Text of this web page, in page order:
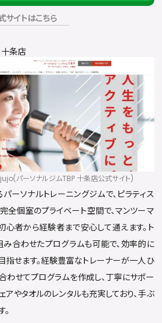
サイトはこちら
十条店
パーソナルジムTBP 十条店公式サイト)
ーソナルトレーニングジムで、ピラティス
全個室のプライベート空間で、マンツーマ
心者から経験者まで安心して通えます。ト
み合わせたプログラムも可能で、効率的に
指せます。経験豊富なトレーナーが一人ひ
わせてプログラムを作成し、丁寧にサポー
アやタオルのレンタルも充実しており、手ぶ